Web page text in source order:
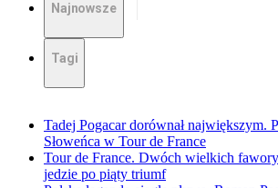
Najnowsze
Tagi
Tadej Pogacar dorównał największym.
Słoweńca w Tour de France
Tour de France. Dwóch wielkich
jedzie po piąty triumf